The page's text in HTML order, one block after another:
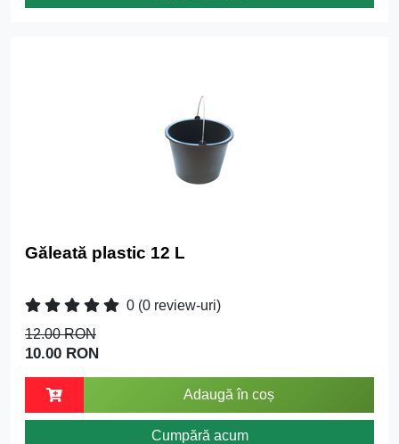
Găleată plastic 12 L
0 (0 review-uri)
12.00 RON
10.00 RON
Adaugă în coș
Cumpără acum